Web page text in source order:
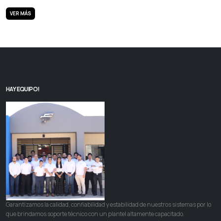
VER MÁS
HAY EQUIPO!
Garantizamos la calidad, confiabilidad y estabilidad de nuestros sistemas por lo
que brindamos soporte técnico con un plantel altamente capacitado.